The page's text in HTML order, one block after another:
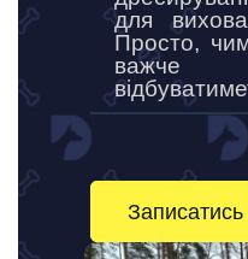
для
Просто,
Записатись